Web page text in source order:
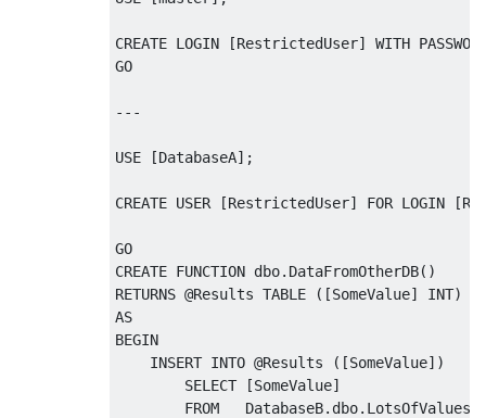
CREATE LOGIN [RestrictedUser] WITH
GO
---
USE [DatabaseA];
CREATE USER [RestrictedUser] FOR LOGIN [
CREATE FUNCTION dbo. DataFromOtherDB()
RETURNS @Results TABLE ([SomeValue] INT)
AS
BEGIN
INSERT INTO @Results ([SomeValue])
SELECT
[SomeValue]
FROM
   DatabaseB
. dbo. LotsOfValues